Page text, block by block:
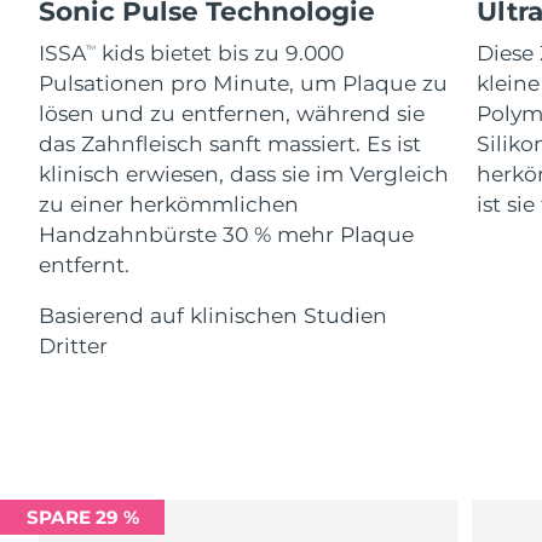
Sonic Pulse Technologie
ISSATM
kids bietet bis zu 9.000
Pulsationen pro Minute, um Plaque zu
lösen und zu entfernen, während sie
das Zahnfleisch sanft massiert. Es ist
klinisch erwiesen, dass sie im Vergleich
zu einer herkömmlichen
Handzahnbürste 30 % mehr Plaque
entfernt.
Basierend auf klinischen Studien
Dritter
ist
SPARE 29 %
For healthy hair
18% PAP
Kaufe alles
ÜBER
Isle of Man Erwartete Lieferung 8/11/26
Israel Erwartete Lieferung 8/13/26
Italien Erwartete Lieferung 8/9/26
Japan
Jersey
Kasachstan
Libanon